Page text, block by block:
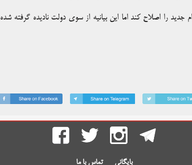
را اصلاح کند اما این بیانیه از سوی دولت نادیده ‌گرفته شده
بایگانی تماس با ما